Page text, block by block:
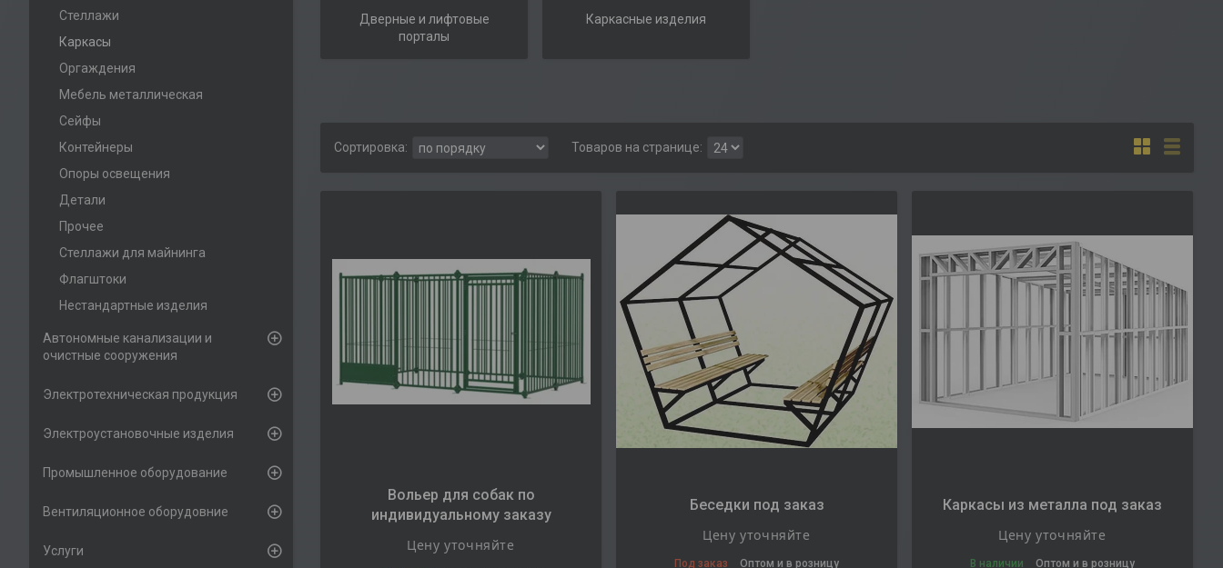
Дверные и лифтовые
порталы
Каркасные изделия
Вольер для собак по
индивидуальному заказу
Цену уточняйте
Беседки под заказ
Цену уточняйте
Под заказ Оптом и в розницу
Каркасы из металла под заказ
Цену уточняйте
В наличии Оптом и в розницу
Стеллажи
Каркасы
Оргаждения
Мебель металлическая
Сейфы
Контейнеры
Опоры освещения
Детали
Прочее
Стеллажи для майнинга
Флагштоки
Нестандартные изделия
Автономные канализации и
очистные сооружения
Электротехническая продукция
Электроустановочные изделия
Промышленное оборудование
Вентиляционное оборудовние
Услуги